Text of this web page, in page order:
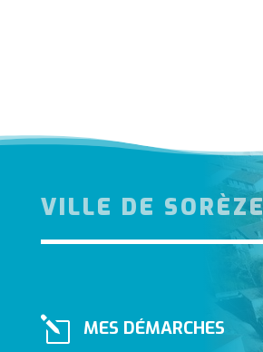
VILLE DE SORÈZE
l MES DÉMARCHES